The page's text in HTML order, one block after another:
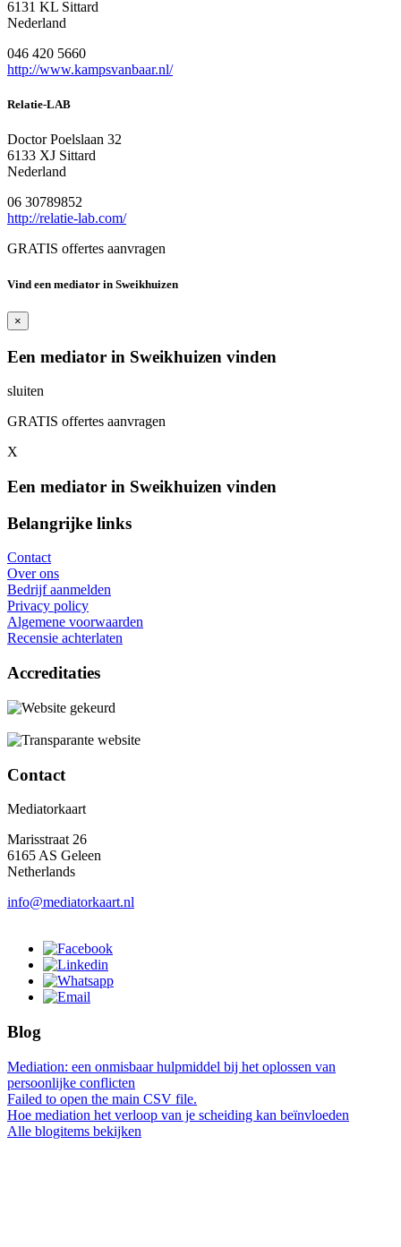
6131 KL Sittard
Nederland
046 420 5660
http://www.kampsvanbaar.nl/
Relatie-LAB
Doctor Poelslaan 32
6133 XJ Sittard
Nederland
06 30789852
http://relatie-lab.com/
GRATIS offertes aanvragen
Vind een mediator in Sweikhuizen
×
Een mediator in Sweikhuizen vinden
sluiten
GRATIS offertes aanvragen
X
Een mediator in Sweikhuizen vinden
Belangrijke links
Contact
Over ons
Bedrijf aanmelden
Privacy policy
Algemene voorwaarden
Recensie achterlaten
Accreditaties
Contact
Mediatorkaart
Marisstraat 26
6165 AS Geleen
Netherlands
info@mediatorkaart.nl
Blog
Mediation: een onmisbaar hulpmiddel bij het oplossen van
persoonlijke conflicten
Failed to open the main CSV file.
Hoe mediation het verloop van je scheiding kan beïnvloeden
Alle blogitems bekijken